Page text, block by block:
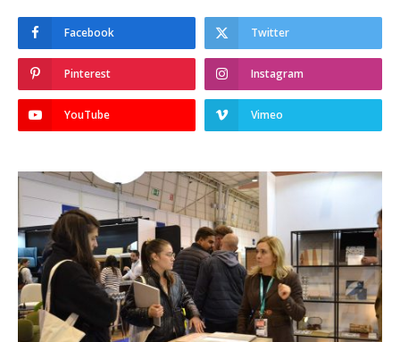
Facebook Twitter
Pinterest Instagram
YouTube Vimeo